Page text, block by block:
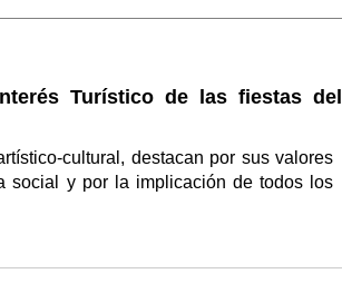
Turístico de las fiestas del
cultural, destacan por sus valores
social y por la implicación de todos los